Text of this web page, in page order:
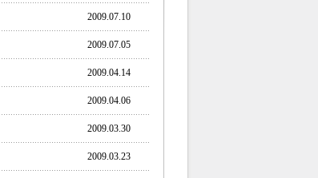
2009.07.10
2009.07.05
2009.04.14
2009.04.06
2009.03.30
2009.03.23